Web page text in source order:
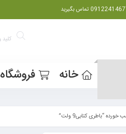
خانه فروشگاه
“باطری کتابی9 ولت”